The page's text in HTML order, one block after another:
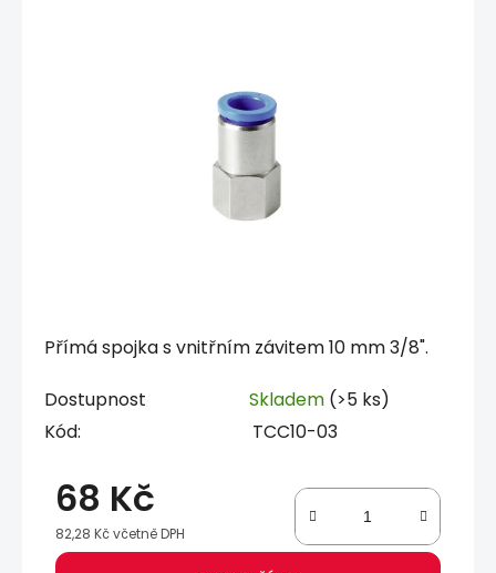
Přímá spojka s vnitřním závitem 10 mm 3/8".
Dostupnost Skladem (>5 ks)
Kód:
TCC10-03
68 Kč
82,28 Kč včetně DPH
Měrná cena: